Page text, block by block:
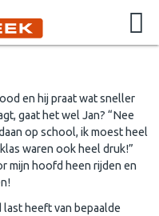
en hij praat wat sneller
gaat het wel Jan? “Nee
op school, ik moest heel
waren ook heel druk!”
mijn hoofd heen rijden en
heeft van bepaalde